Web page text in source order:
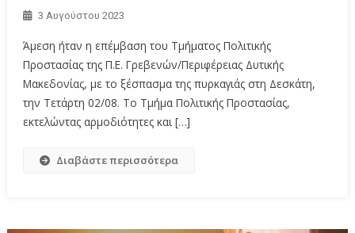
3 Αυγούστου 2023
Άμεση ήταν η επέμβαση του Τμήματος Πολιτικής
Προστασίας της Π.Ε. Γρεβενών/Περιφέρειας Δυτικής
Μακεδονίας, με το ξέσπασμα της πυρκαγιάς στη Δεσκάτη,
την Τετάρτη 02/08. Το Τμήμα Πολιτικής Προστασίας,
εκτελώντας αρμοδιότητες και […]
Διαβάστε περισσότερα